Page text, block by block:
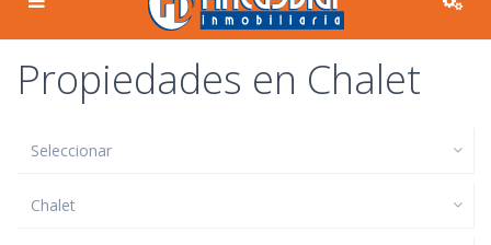
Propiedades en Chalet
Seleccionar
Chalet